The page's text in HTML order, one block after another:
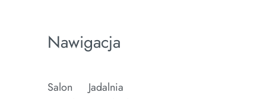
Nawigacja
Salon
Jadalnia